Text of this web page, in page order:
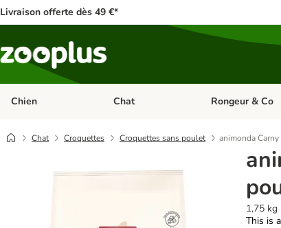
Livraison offerte dès 49 €*
Chien Dérouler les catégories: Chien
Chat Dérouler les
Rongeur & Co
Chat Croquettes Croquettes sans poulet animonda
1,75 kg
This is